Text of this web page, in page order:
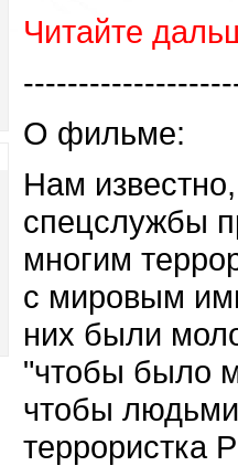
Читайте
О фильме:
Нам
спецслужбы
многим
с мировым
них были
"чтобы было
чтобы
террористка